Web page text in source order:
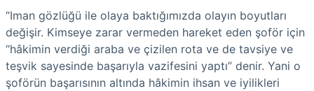
“Iman gözlüğü ile olaya baktığımızda olayın boyutları
değişir. Kimseye zarar vermeden hareket eden şoför için
“hâkimin verdiği araba ve çizilen rota ve de tavsiye ve
teşvik sayesinde başarıyla vazifesini yaptı” denir. Yani o
şoförün başarısının altında hâkimin ihsan ve iyilikleri